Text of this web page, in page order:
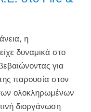
η
δυναμικά στο
για
παρουσία στον
ολοκληρωμένων
διοργάνωση